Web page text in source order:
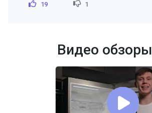
19 1
Видео обзоры